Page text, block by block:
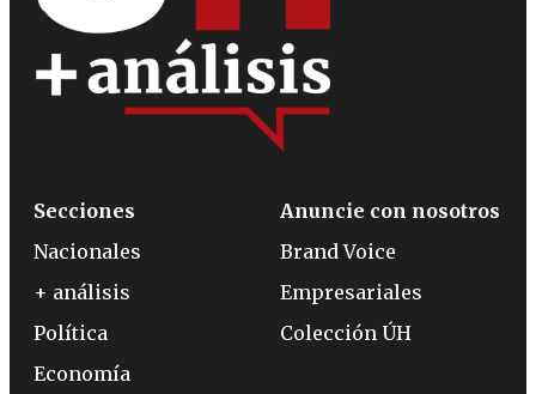
Secciones
Nacionales
+ análisis
Política
Economía
Anuncie con nosotros
Brand Voice
Empresariales
Colección ÚH